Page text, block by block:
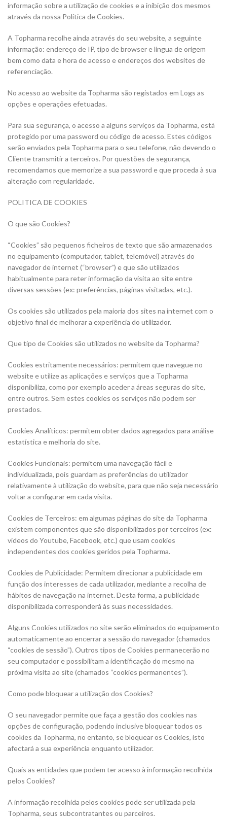
informação sobre a utilização de cookies e a inibição dos mesmos
através da nossa Política de Cookies.
A Topharma recolhe ainda através do seu website, a seguinte
informação: endereço de IP, tipo de browser e língua de origem
bem como data e hora de acesso e endereços dos websites de
referenciação.
No acesso ao website da Topharma são registados em Logs as
opções e operações efetuadas.
Para sua segurança, o acesso a alguns serviços da Topharma, está
protegido por uma password ou código de acesso. Estes códigos
serão enviados pela Topharma para o seu telefone, não devendo o
Cliente transmitir a terceiros. Por questões de segurança,
recomendamos que memorize a sua password e que proceda à sua
alteração com regularidade.
POLITICA DE COOKIES
O que são Cookies?
“Cookies” são pequenos ficheiros de texto que são armazenados
no equipamento (computador, tablet, telemóvel) através do
navegador de internet (“browser”) e que são utilizados
habitualmente para reter informação da visita ao site entre
diversas sessões (ex: preferências, páginas visitadas, etc.).
Os cookies são utilizados pela maioria dos sites na internet com o
objetivo final de melhorar a experiência do utilizador.
Que tipo de Cookies são utilizados no website da Topharma?
Cookies estritamente necessários: permitem que navegue no
website e utilize as aplicações e serviços que a Topharma
disponibiliza, como por exemplo aceder a áreas seguras do site,
entre outros. Sem estes cookies os serviços não podem ser
prestados.
Cookies Analíticos: permitem obter dados agregados para análise
estatística e melhoria do site.
Cookies Funcionais: permitem uma navegação fácil e
individualizada, pois guardam as preferências do utilizador
relativamente à utilização do website, para que não seja necessário
voltar a configurar em cada visita.
Cookies de Terceiros: em algumas páginas do site da Topharma
existem componentes que são disponibilizados por terceiros (ex:
vídeos do Youtube, Facebook, etc.) que usam cookies
independentes dos cookies geridos pela Topharma.
Cookies de Publicidade: Permitem direcionar a publicidade em
função dos interesses de cada utilizador, mediante a recolha de
hábitos de navegação na internet. Desta forma, a publicidade
disponibilizada corresponderá às suas necessidades.
Alguns Cookies utilizados no site serão eliminados do equipamento
automaticamente ao encerrar a sessão do navegador (chamados
“cookies de sessão”). Outros tipos de Cookies permanecerão no
seu computador e possibilitam a identificação do mesmo na
próxima visita ao site (chamados “cookies permanentes”).
Como pode bloquear a utilização dos Cookies?
O seu navegador permite que faça a gestão dos cookies nas
opções de configuração, podendo inclusive bloquear todos os
cookies da Topharma, no entanto, se bloquear os Cookies, isto
afectará a sua experiência enquanto utilizador.
Quais as entidades que podem ter acesso à informação recolhida
pelos Cookies?
A informação recolhida pelos cookies pode ser utilizada pela
Topharma, seus subcontratantes ou parceiros.